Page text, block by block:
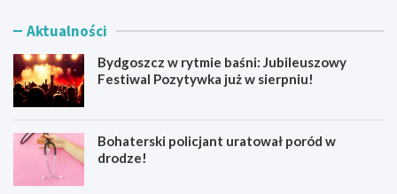
Aktualności
Bydgoszcz w rytmie baśni: Jubileuszowy
Festiwal Pozytywka już w sierpniu!
Bohaterski policjant uratował poród w
drodze!